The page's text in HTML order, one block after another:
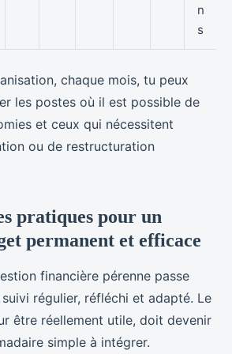
n
s
chaque mois, tu peux
les postes où il est possible de
et ceux qui nécessitent
ou de restructuration
pratiques pour un
permanent et efficace
financière pérenne passe
régulier, réfléchi et adapté. Le
être réellement utile, doit devenir
simple à intégrer.